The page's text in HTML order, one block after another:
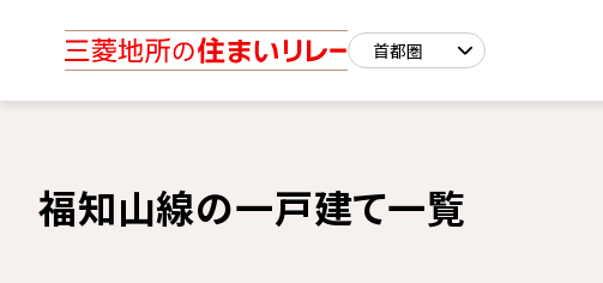
福知山線の一戸建て一覧